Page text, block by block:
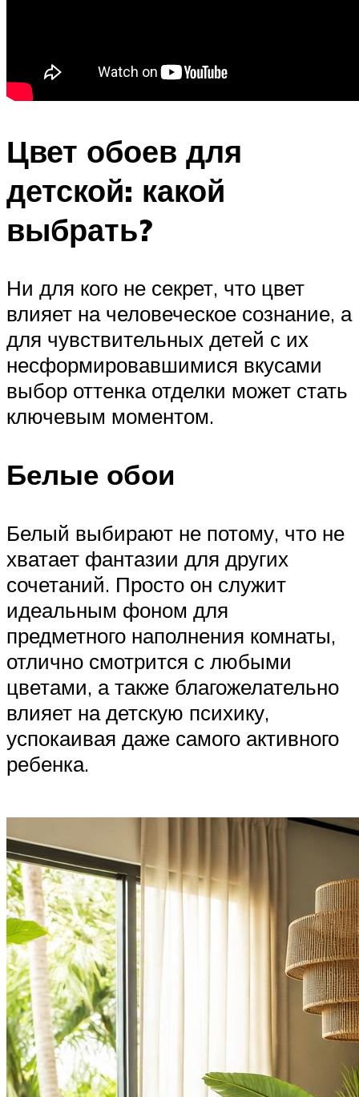
Цвет обоев для
детской: какой
выбрать?
Ни для кого не секрет, что цвет
влияет на человеческое сознание, а
для чувствительных детей с их
несформировавшимися вкусами
выбор оттенка отделки может стать
ключевым моментом.
Белые обои
Белый выбирают не потому, что не
хватает фантазии для других
сочетаний. Просто он служит
идеальным фоном для
предметного наполнения комнаты,
отлично смотрится с любыми
цветами, а также благожелательно
влияет на детскую психику,
успокаивая даже самого активного
ребенка.